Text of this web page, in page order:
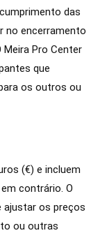
das
no encerramento
Pro Center
que
os outros ou
(€) e incluem
contrário. O
ajustar os preços
ou outras